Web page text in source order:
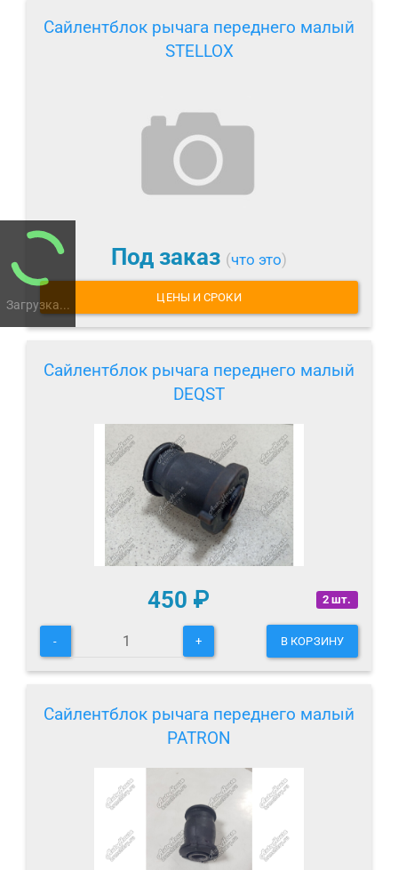
Загрузка...
Сайлентблок рычага переднего малый
STELLOX
Под заказ (что это)
ЦЕНЫ И СРОКИ
Сайлентблок рычага переднего малый
DEQST
2 шт.
450 ₽
- + В КОРЗИНУ
Сайлентблок рычага переднего малый
PATRON